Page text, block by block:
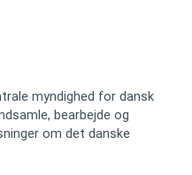
myndighed for dansk
bearbejde og
om det danske